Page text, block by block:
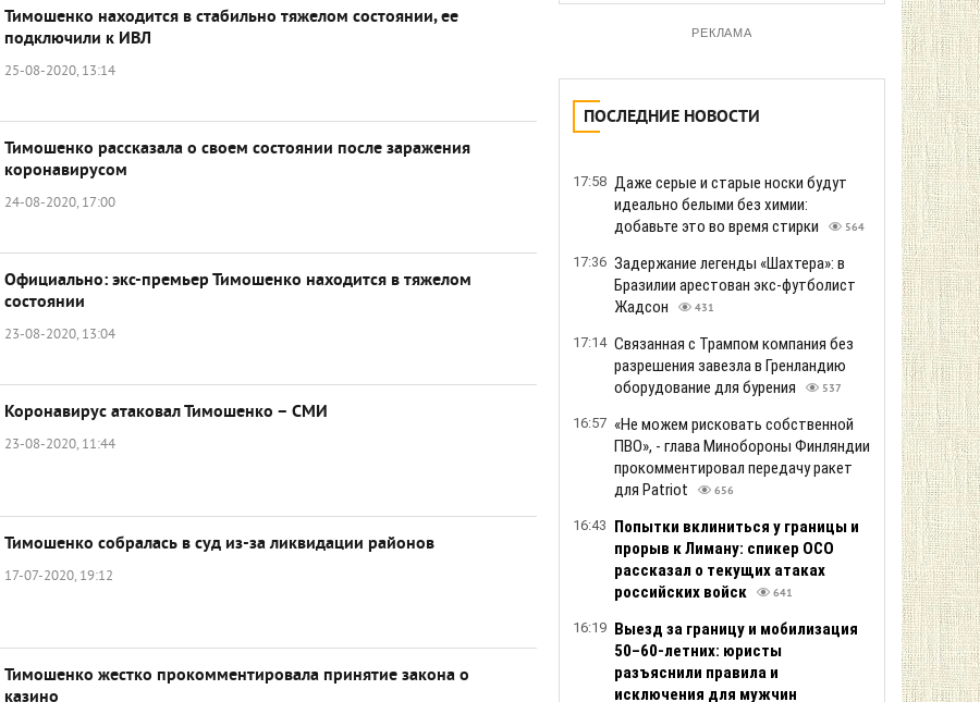
Тимошенко находится в стабильно тяжелом состоянии, ее
подключили к ИВЛ
25-08-2020, 13:14
Тимошенко рассказала о своем состоянии после заражения
коронавирусом
24-08-2020, 17:00
Официально: экс-премьер Тимошенко находится в тяжелом
состоянии
23-08-2020, 13:04
Коронавирус атаковал Тимошенко – СМИ
23-08-2020, 11:44
Тимошенко собралась в суд из-за ликвидации районов
17-07-2020, 19:12
Тимошенко жестко прокомментировала принятие закона о
казино
РЕКЛАМА
ПОСЛЕДНИЕ НОВОСТИ
17:58 Даже серые и старые носки будут
идеально белыми без химии:
добавьте это во время стирки
564
17:36 Задержание легенды «Шахтера»: в
Бразилии арестован экс-футболист
Жадсон
431
17:14 Связанная с Трампом компания без
разрешения завезла в Гренландию
оборудование для бурения
537
16:57 «Не можем рисковать собственной
ПВО», - глава Минобороны Финляндии
прокомментировал передачу ракет
для Patriot
656
16:43 Попытки вклиниться у границы и
прорыв к Лиману: спикер ОСО
рассказал о текущих атаках
российских войск
641
16:19 Выезд за границу и мобилизация
50–60-летних: юристы
разъяснили правила и
исключения для мужчин